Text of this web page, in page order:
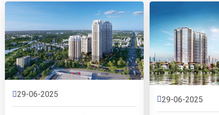
29-06-2025
29-06-2025